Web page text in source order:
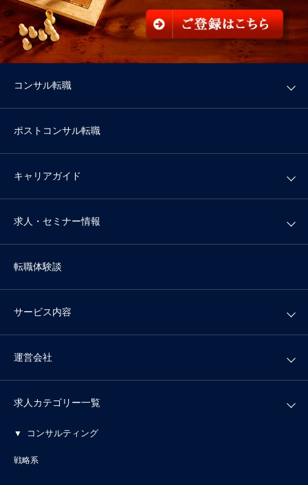
コンサル転職
ポストコンサル転職
キャリアガイド
求人・セミナー情報
転職体験談
サービス内容
運営会社
求人カテゴリー一覧
コンサルティング
戦略系